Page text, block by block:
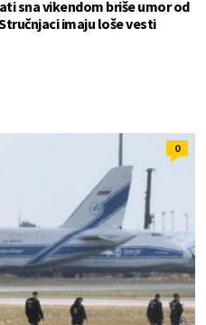
sna vikendom briše umor od
imaju loše vesti
0